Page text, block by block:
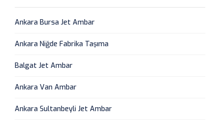
Ankara Bursa Jet Ambar
Ankara Niğde Fabrika Taşıma
Balgat Jet Ambar
Ankara Van Ambar
Ankara Sultanbeyli Jet Ambar